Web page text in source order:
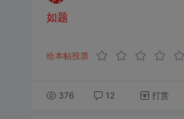
如题
给本帖投票
376 12 打赏